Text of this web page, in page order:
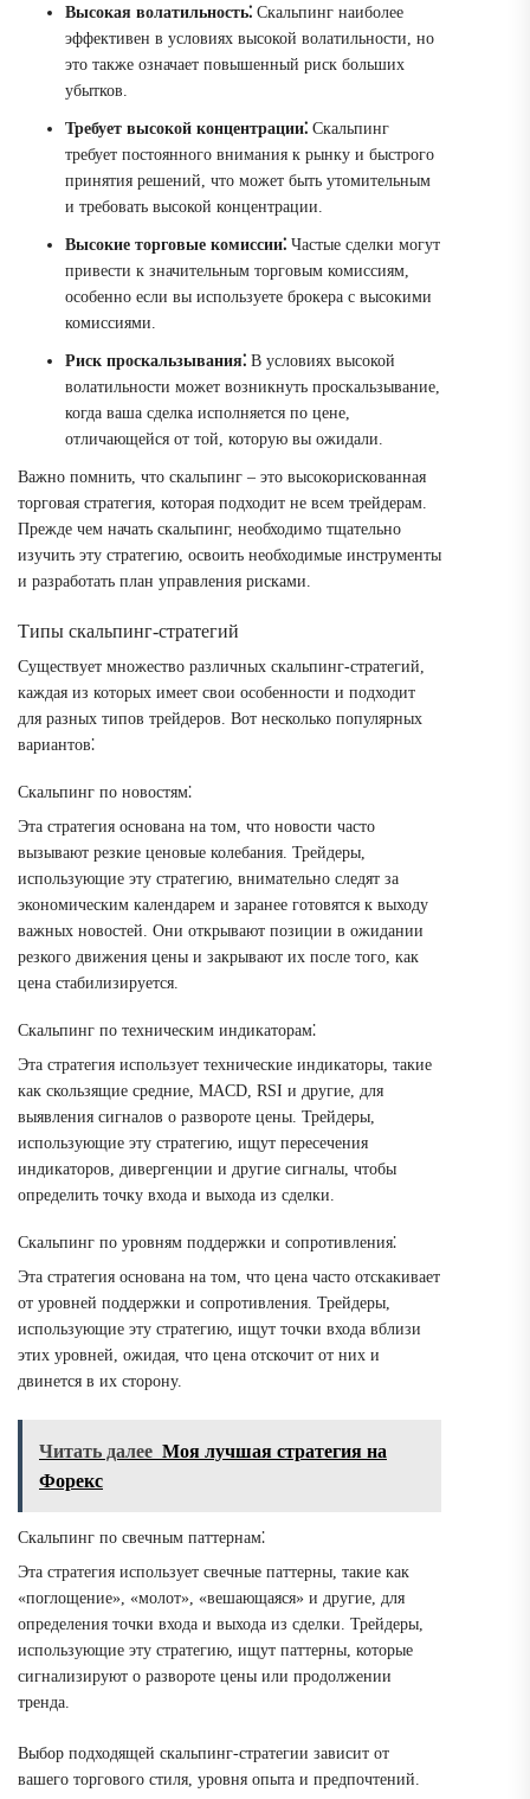
Высокая волатильность⁚ Скальпинг наиболее
эффективен в условиях высокой волатильности, но
это также означает повышенный риск больших
убытков.
Требует высокой концентрации⁚ Скальпинг
требует постоянного внимания к рынку и быстрого
принятия решений, что может быть утомительным
и требовать высокой концентрации.
Высокие торговые комиссии⁚ Частые сделки могут
привести к значительным торговым комиссиям,
особенно если вы используете брокера с высокими
комиссиями.
Риск проскальзывания⁚ В условиях высокой
волатильности может возникнуть проскальзывание,
когда ваша сделка исполняется по цене,
отличающейся от той, которую вы ожидали.
Важно помнить, что скальпинг – это высокорискованная
торговая стратегия, которая подходит не всем трейдерам.
Прежде чем начать скальпинг, необходимо тщательно
изучить эту стратегию, освоить необходимые инструменты
и разработать план управления рисками.
Типы скальпинг-стратегий
Существует множество различных скальпинг-стратегий,
каждая из которых имеет свои особенности и подходит
для разных типов трейдеров. Вот несколько популярных
вариантов⁚
Скальпинг по новостям⁚
Эта стратегия основана на том, что новости часто
вызывают резкие ценовые колебания. Трейдеры,
использующие эту стратегию, внимательно следят за
экономическим календарем и заранее готовятся к выходу
важных новостей. Они открывают позиции в ожидании
резкого движения цены и закрывают их после того, как
цена стабилизируется.
Скальпинг по техническим индикаторам⁚
Эта стратегия использует технические индикаторы, такие
как скользящие средние, MACD, RSI и другие, для
выявления сигналов о развороте цены. Трейдеры,
использующие эту стратегию, ищут пересечения
индикаторов, дивергенции и другие сигналы, чтобы
определить точку входа и выхода из сделки.
Скальпинг по уровням поддержки и сопротивления⁚
Эта стратегия основана на том, что цена часто отскакивает
от уровней поддержки и сопротивления. Трейдеры,
использующие эту стратегию, ищут точки входа вблизи
этих уровней, ожидая, что цена отскочит от них и
двинется в их сторону.
Читать далее Моя лучшая стратегия на
Форекс
Скальпинг по свечным паттернам⁚
Эта стратегия использует свечные паттерны, такие как
«поглощение», «молот», «вешающаяся» и другие, для
определения точки входа и выхода из сделки. Трейдеры,
использующие эту стратегию, ищут паттерны, которые
сигнализируют о развороте цены или продолжении
тренда.
Выбор подходящей скальпинг-стратегии зависит от
вашего торгового стиля, уровня опыта и предпочтений.